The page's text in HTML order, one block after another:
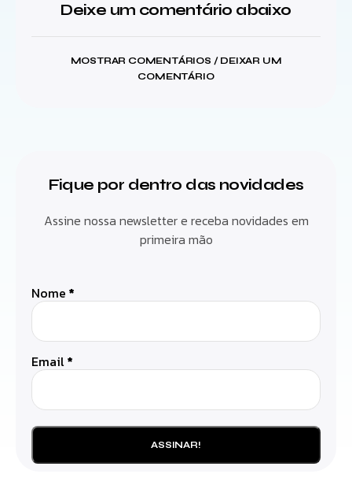
Deixe um comentário abaixo
MOSTRAR COMENTÁRIOS / DEIXAR UM
COMENTÁRIO
Fique por dentro das novidades
Assine nossa newsletter e receba novidades em
primeira mão
Nome *
Email*